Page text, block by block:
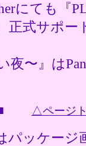
にても『
正式サポー
夜〜』は
■■
△ページ
パッケージ